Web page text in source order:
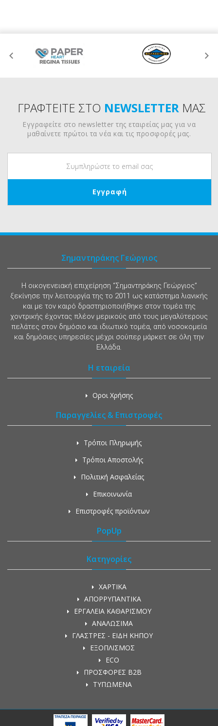
ΓΡΑΦΤΕΙΤΕ ΣΤΟ NEWSLETTERΜΑΣ
Εγγραφείτε στο newsletter της εταιρείας μας για να
μαθαίνετε πρώτοι τα νέα και τις προσφορές μας.
Σημαντηράκης Γεώργιος
Η οικογενειακή επιχείρηση “Σημαντηράκης Γεώργιος”
ξεκίνησε την λειτουργία της το 2011 ως κατάστημα λιανικής
και με τον καιρό δραστηριοποιήθηκε στον τομέα της
χοντρικής έχοντας πλέον μερικούς από τους μεγαλύτερους
πελάτες στον δημόσιο και ιδιωτικό τομέα, από νοσοκομεία
και δημόσιες υπηρεσίες μέχρι σούπερ μάρκετ σε όλη την
Ελλάδα.
Η εταιρεία
Οροι Χρήσης
Παραγγελίες & Επιστροφές
Τρόποι Πληρωμής
Τρόποι Αποστολής
Πολιτική Ασφαλείας
Επικοινωνία
Επιστροφές προϊόντων
PopUp
Κατηγορίες
ΧΑΡΤΙΚΑ
ΑΠΟΡΡΥΠΑΝΤΙΚΑ
ΕΡΓΑΛΕΙΑ ΚΑΘΑΡΙΣΜΟΥ
ΑΝΑΛΩΣΙΜΑ
ΓΛΑΣΤΡΕΣ - ΕΙΔΗ ΚΗΠΟΥ
ΕΞΟΠΛΙΣΜΟΣ
ECO
ΠΡΟΣΦΟΡΕΣ Β2Β
ΤΥΠΩΜΕΝΑ